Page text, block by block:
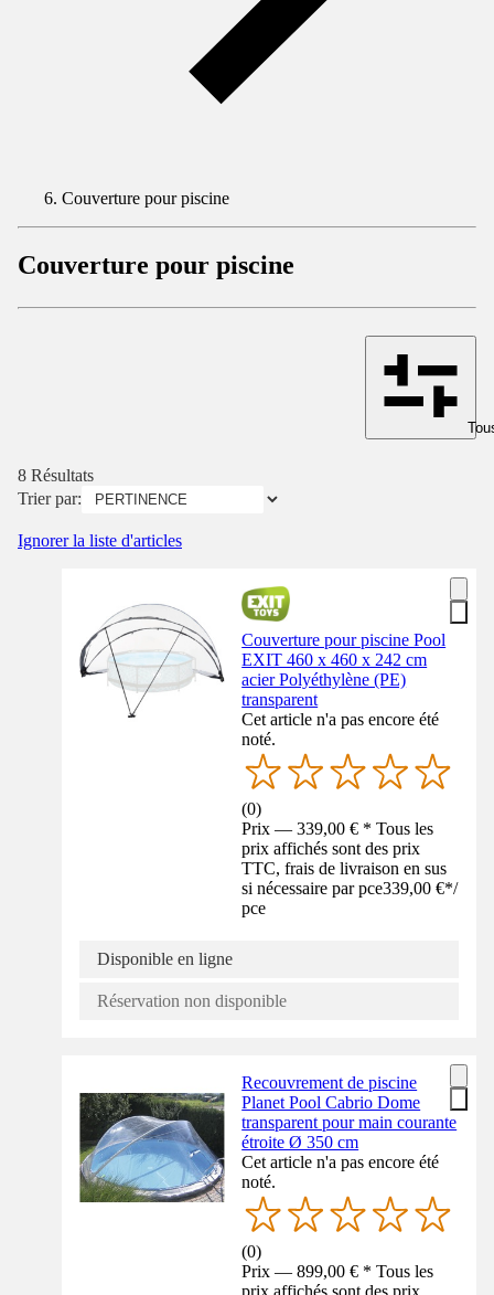
Couverture pour piscine
Couverture pour piscine
8 Résultats
Trier par:
Ignorer la liste d'articles
Couverture pour piscine Pool
EXIT 460 x 460 x 242 cm
acier Polyéthylène (PE)
transparent
Cet article n'a pas encore été
noté.
(0)
Prix — 339,00 € * Tous les
prix affichés sont des prix
TTC, frais de livraison en sus
si nécessaire par pce339,00 €*/
pce
Disponible en ligne
Réservation non disponible
Recouvrement de piscine
Planet Pool Cabrio Dome
transparent pour main courante
étroite Ø 350 cm
Cet article n'a pas encore été
noté.
(0)
Prix — 899,00 € * Tous les
prix affichés sont des prix